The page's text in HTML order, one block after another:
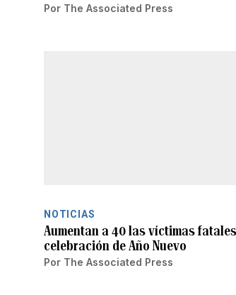
Por The Associated Press
NOTICIAS
Aumentan a 40 las víctimas
celebración de Año Nuevo
Por The Associated Press